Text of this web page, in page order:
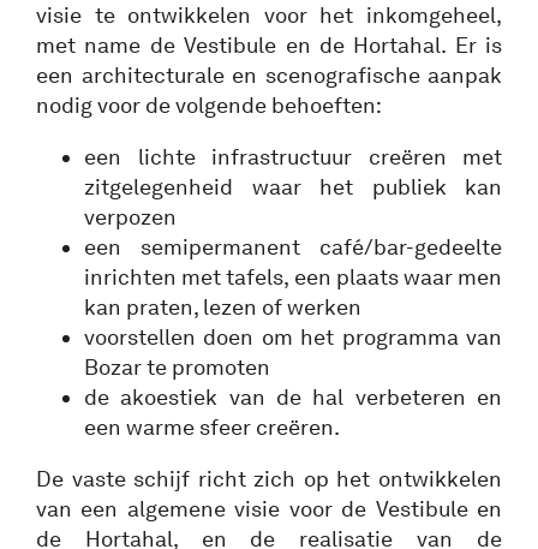
visie te ontwikkelen voor het inkomgeheel,
met name de Vestibule en de Hortahal. Er is
een architecturale en scenografische aanpak
nodig voor de volgende behoeften:
een lichte infrastructuur creëren met
zitgelegenheid waar het publiek kan
verpozen
een semipermanent café/bar-gedeelte
inrichten met tafels, een plaats waar men
kan praten, lezen of werken
voorstellen doen om het programma van
Bozar te promoten
de akoestiek van de hal verbeteren en
een warme sfeer creëren.
De vaste schijf richt zich op het ontwikkelen
van een algemene visie voor de Vestibule en
de Hortahal, en de realisatie van de